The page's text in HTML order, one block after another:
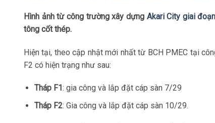
Hình ảnh từ công trường xây dựng Akari City giai
tông cốt thép.
Hiện tại, theo cập nhật mới nhất từ BCH PMEC tại
F2 có hiện trạng như sau:
Tháp F1 : gia công và lắp đặt cáp sàn 7/29
Tháp F2: Gia công và lắp đặt cáp sàn 10/29.